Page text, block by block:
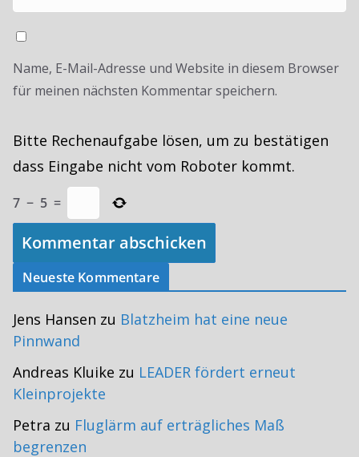
Name, E-Mail-Adresse und Website in diesem Browser
für meinen nächsten Kommentar speichern.
Bitte Rechenaufgabe lösen, um zu bestätigen
dass Eingabe nicht vom Roboter kommt.
7 − 5 =
Neueste Kommentare
Jens Hansen zu Blatzheim hat eine neue
Pinnwand
Andreas Kluike zu LEADER fördert erneut
Kleinprojekte
Petra zu Fluglärm auf erträgliches Maß
begrenzen